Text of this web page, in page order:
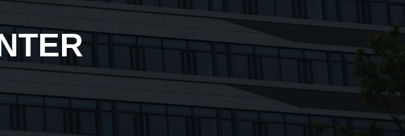
雷击浪涌发生器
工频磁场发生器
新能源汽车充电测试系统
飞机尖峰电压发生器GJB 181A
飞机浪涌电压发生器GJB 181B
煤矿井下专用工频磁场发生器
煤矿井下专用射频场感应抗扰度测试系统
医疗设备
车载电子 下载中心